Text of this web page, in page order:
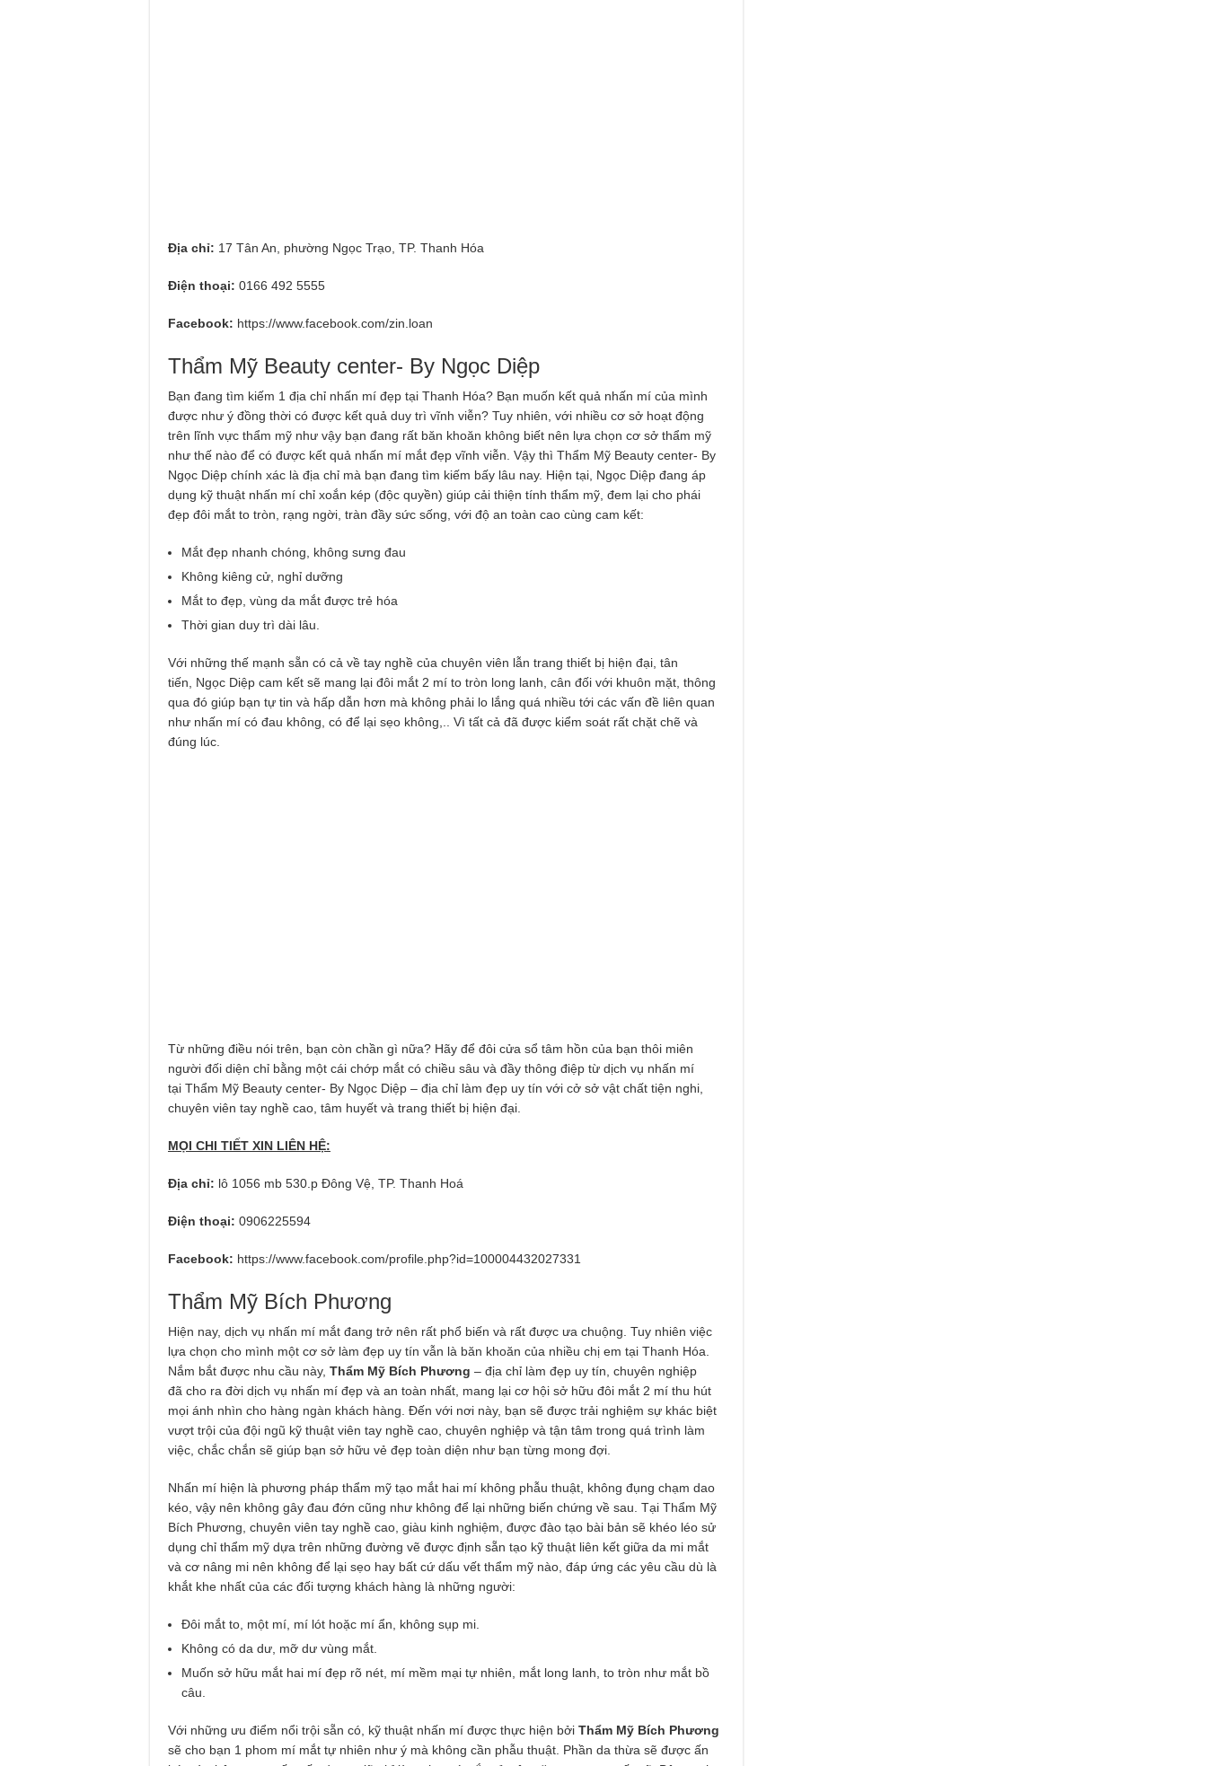
Địa chỉ: 17 Tân An, phường Ngọc Trạo, TP. Thanh Hóa
Điện thoại: 0166 492 5555
Facebook: https://www.facebook.com/zin.loan
Thẩm Mỹ Beauty center- By Ngọc Diệp
Bạn đang tìm kiếm 1 địa chỉ nhấn mí đẹp tại Thanh Hóa? Bạn muốn kết quả nhấn mí của mình
được như ý đồng thời có được kết quả duy trì vĩnh viễn? Tuy nhiên, với nhiều cơ sở hoạt động
trên lĩnh vực thẩm mỹ như vậy bạn đang rất băn khoăn không biết nên lựa chọn cơ sở thẩm mỹ
như thế nào để có được kết quả nhấn mí mắt đẹp vĩnh viễn. Vậy thì Thẩm Mỹ Beauty center- By
Ngọc Diệp chính xác là địa chỉ mà bạn đang tìm kiếm bấy lâu nay. Hiện tại, Ngọc Diệp đang áp
dụng kỹ thuật nhấn mí chỉ xoắn kép (độc quyền) giúp cải thiện tính thẩm mỹ, đem lại cho phái
đẹp đôi mắt to tròn, rạng ngời, tràn đầy sức sống, với độ an toàn cao cùng cam kết:
Mắt đẹp nhanh chóng, không sưng đau
Không kiêng cử, nghỉ dưỡng
Mắt to đẹp, vùng da mắt được trẻ hóa
Thời gian duy trì dài lâu.
Với những thế mạnh sẵn có cả về tay nghề của chuyên viên lẫn trang thiết bị hiện đại, tân
tiến, Ngọc Diệp cam kết sẽ mang lại đôi mắt 2 mí to tròn long lanh, cân đối với khuôn mặt, thông
qua đó giúp bạn tự tin và hấp dẫn hơn mà không phải lo lắng quá nhiều tới các vấn đề liên quan
như nhấn mí có đau không, có để lại sẹo không,.. Vì tất cả đã được kiểm soát rất chặt chẽ và
đúng lúc.
Từ những điều nói trên, bạn còn chần gì nữa? Hãy để đôi cửa sổ tâm hồn của bạn thôi miên
người đối diện chỉ bằng một cái chớp mắt có chiều sâu và đầy thông điệp từ dịch vụ nhấn mí
tại Thẩm Mỹ Beauty center- By Ngọc Diệp – địa chỉ làm đẹp uy tín với cở sở vật chất tiện nghi,
chuyên viên tay nghề cao, tâm huyết và trang thiết bị hiện đại.
MỌI CHI TIẾT XIN LIÊN HỆ:
Địa chỉ: lô 1056 mb 530.p Đông Vệ, TP. Thanh Hoá
Điện thoại: 0906225594
Facebook: https://www.facebook.com/profile.php?id=100004432027331
Thẩm Mỹ Bích Phương
Hiện nay, dịch vụ nhấn mí mắt đang trở nên rất phổ biến và rất được ưa chuộng. Tuy nhiên việc
lựa chọn cho mình một cơ sở làm đẹp uy tín vẫn là băn khoăn của nhiều chị em tại Thanh Hóa.
Nắm bắt được nhu cầu này, Thẩm Mỹ Bích Phương – địa chỉ làm đẹp uy tín, chuyên nghiệp
đã cho ra đời dịch vụ nhấn mí đẹp và an toàn nhất, mang lại cơ hội sở hữu đôi mắt 2 mí thu hút
mọi ánh nhìn cho hàng ngàn khách hàng. Đến với nơi này, bạn sẽ được trải nghiệm sự khác biệt
vượt trội của đội ngũ kỹ thuật viên tay nghề cao, chuyên nghiệp và tận tâm trong quá trình làm
việc, chắc chắn sẽ giúp bạn sở hữu vẻ đẹp toàn diện như bạn từng mong đợi.
Nhấn mí hiện là phương pháp thẩm mỹ tạo mắt hai mí không phẫu thuật, không đụng chạm dao
kéo, vậy nên không gây đau đớn cũng như không để lại những biến chứng về sau. Tại Thẩm Mỹ
Bích Phương, chuyên viên tay nghề cao, giàu kinh nghiệm, được đào tạo bài bản sẽ khéo léo sử
dụng chỉ thẩm mỹ dựa trên những đường vẽ được định sẵn tạo kỹ thuật liên kết giữa da mi mắt
và cơ nâng mi nên không để lại sẹo hay bất cứ dấu vết thẩm mỹ nào, đáp ứng các yêu cầu dù là
khắt khe nhất của các đối tượng khách hàng là những người:
Đôi mắt to, một mí, mí lót hoặc mí ẩn, không sụp mi.
Không có da dư, mỡ dư vùng mắt.
Muốn sở hữu mắt hai mí đẹp rõ nét, mí mềm mại tự nhiên, mắt long lanh, to tròn như mắt bồ
câu.
Với những ưu điểm nổi trội sẵn có, kỹ thuật nhấn mí được thực hiện bởi Thẩm Mỹ Bích Phương
sẽ cho bạn 1 phom mí mắt tự nhiên như ý mà không cần phẫu thuật. Phần da thừa sẽ được ấn